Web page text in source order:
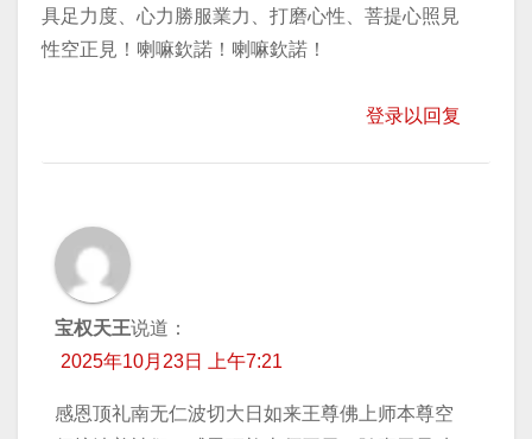
具足力度、心力勝服業力、打磨心性、菩提心照見
性空正見！喇嘛欽諾！喇嘛欽諾！
登录以回复
宝权天王说道：
2025年10月23日 上午7:21
感恩顶礼南无仁波切大日如来王尊佛上师本尊空